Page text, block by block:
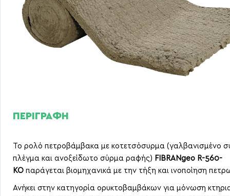
ΠΕΡΙΓΡΑΦΗ
Το ρολό πετροβάμβακα με κοτετσόσυρμα (γαλβανισμένο
πλέγμα και ανοξείδωτο σύρμα ραφής) FIBRANgeo R-560-
KO παράγεται βιομηχανικά με την τήξη και ινοποίηση
Ανήκει στην κατηγορία ορυκτοβαμβάκων για μόνωση